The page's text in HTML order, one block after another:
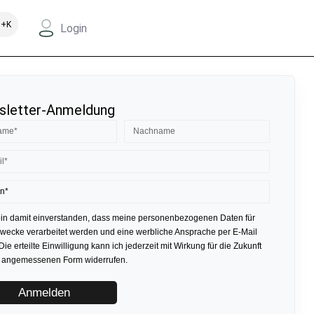
Login
Anmeldung
damit einverstanden, dass meine personenbezogenen Daten für
verarbeitet werden und eine werbliche Ansprache per E-Mail
erteilte Einwilligung kann ich jederzeit mit Wirkung für die Zukunft
Form widerrufen.
Anmelden